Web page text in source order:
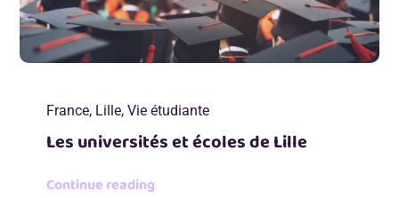
France, Lille,Vie étudiante
Les universités et écoles de Lille
Continue reading